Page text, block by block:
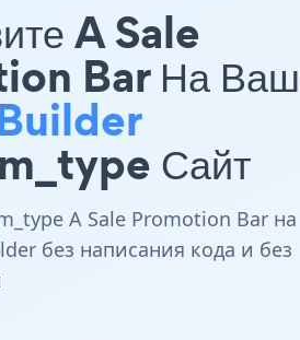
A Sale
Bar На Ваш
Сайт
A Sale Promotion Bar на
без написания кода и без